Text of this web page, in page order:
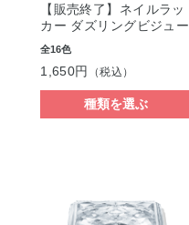
【販売終了】ネイルラッ
カー ダズリングビジュー
全16色
1,650円 （税込）
種類を選ぶ